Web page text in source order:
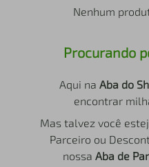
Nenhum
Procurando
Aqui na Aba do
encontrar
Mas talvez você
Parceiro ou
nossa Aba de
iphone